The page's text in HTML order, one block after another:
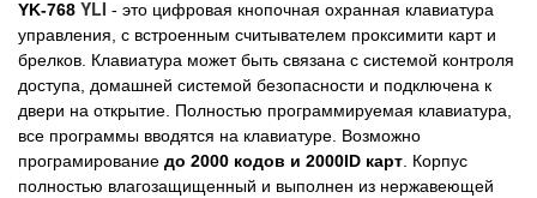
YK-768 YLI - это цифровая кнопочная охранная клавиатура
управления, с встроенным считывателем проксимити карт и
брелков. Клавиатура может быть связана с системой контроля
доступа, домашней системой безопасности и подключена к
двери на открытие. Полностью программируемая клавиатура,
все программы вводятся на клавиатуре. Возможно
програмирование до 2000 кодов и 2000ID карт. Корпус
полностью влагозащищенный и выполнен из нержавеющей